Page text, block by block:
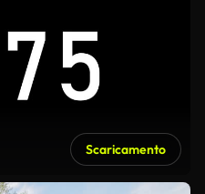
Scaricamento